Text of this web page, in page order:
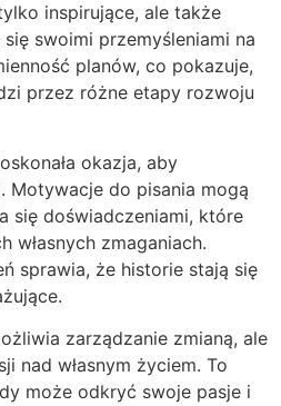
inspirujące, ale także
swoimi przemyśleniami na
planów, co pokazuje,
przez różne etapy rozwoju
okazja, aby
Motywacje do pisania mogą
się doświadczeniami, które
własnych zmaganiach.
sprawia, że historie stają się
zarządzanie zmianą, ale
nad własnym życiem. To
może odkryć swoje pasje i